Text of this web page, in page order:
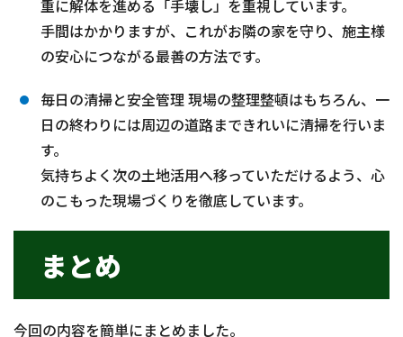
重に解体を進める「手壊し」を重視しています。
手間はかかりますが、これがお隣の家を守り、施主様
の安心につながる最善の方法です。
毎日の清掃と安全管理 現場の整理整頓はもちろん、一
日の終わりには周辺の道路まできれいに清掃を行いま
す。
気持ちよく次の土地活用へ移っていただけるよう、心
のこもった現場づくりを徹底しています。
まとめ
今回の内容を簡単にまとめました。